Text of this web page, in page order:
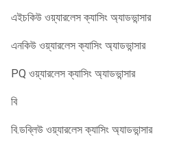
এইচকিউ ওয়্যারলেস ক্যাসিং অ্যাডভান্সার
এনকিউ ওয়্যারলেস ক্যাসিং অ্যাডভান্সার
PQ ওয়্যারলেস ক্যাসিং অ্যাডভান্সার
বি
বি.ডব্লিউ ওয়্যারলেস ক্যাসিং অ্যাডভান্সার